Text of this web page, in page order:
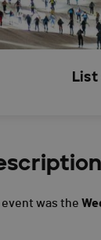
event was the